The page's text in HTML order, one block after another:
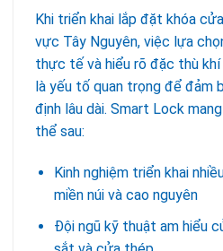
Khi triển khai lắp đặt khóa
vực Tây Nguyên, việc lựa
thực tế và hiểu rõ đặc thù
là yếu tố quan trọng để đảm
định lâu dài. Smart Lock
thể sau:
Kinh nghiệm triển khai
miền núi và cao nguyên
Đội ngũ kỹ thuật am hiểu